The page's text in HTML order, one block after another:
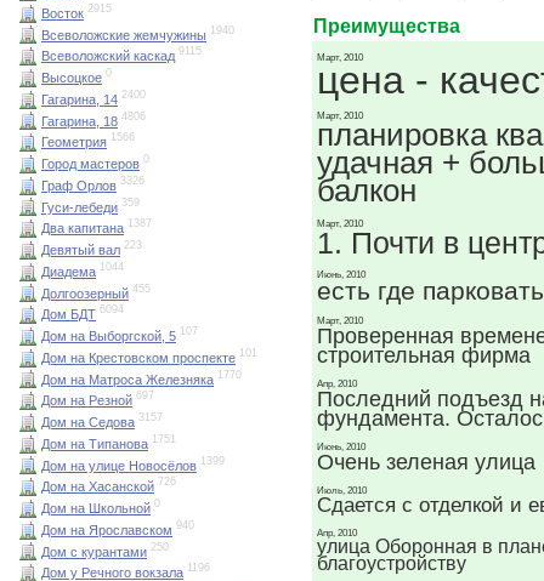
Восток 2915
Всеволожские жемчужины 1940
Всеволожский каскад 9115
Высоцкое 0
Гагарина, 14 2400
Гагарина, 18 4806
Геометрия 1566
Город мастеров 0
Граф Орлов 3326
Гуси-лебеди 359
Два капитана 1387
Девятый вал 223
Диадема 1044
Долгоозерный 455
Дом БДТ 6094
Дом на Выборгской, 5 107
Дом на Крестовском проспекте 101
Дом на Матроса Железняка 1770
Дом на Резной 697
Дом на Седова 3157
Дом на Типанова 1751
Дом на улице Новосёлов 1399
Дом на Хасанской 726
Дом на Школьной 0
Дом на Ярославском 940
Дом с курантами 250
Дом у Речного вокзала 1196
Преимущества
Март, 2010
цена -
Март, 2010
планировка
удачная +
балкон
Март, 2010
1. Почти в
Июнь, 2010
есть где
Март, 2010
Проверенная
строительная фирма
Апр, 2010
Последний подъезд
фундамента.
Июнь, 2010
Очень зеленая улица
Июль, 2010
Сдается с отделкой и
Апр, 2010
улица Оборонная в
благоустройству